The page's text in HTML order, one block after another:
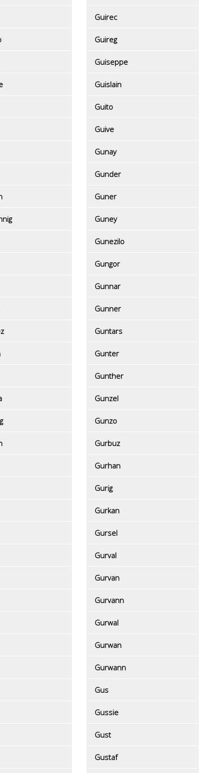
Guirec
Guireg
Guiseppe
Guislain
Guito
Guive
Gunay
Gunder
Guner
Guney
Gunezilo
Gungor
Gunnar
Gunner
Guntars
Gunter
Gunther
Gunzel
Gunzo
Gurbuz
Gurhan
Gurig
Gurkan
Gursel
Gurval
Gurvan
Gurvann
Gurwal
Gurwan
Gurwann
Gus
Gussie
Gust
Gustaf